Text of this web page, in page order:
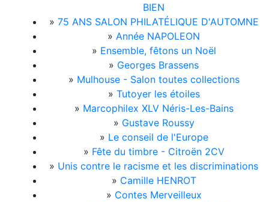
BIEN
» 75 ANS SALON PHILATÉLIQUE D'AUTOMNE
» Année NAPOLEON
» Ensemble, fêtons un Noël
» Georges Brassens
» Mulhouse - Salon toutes collections
» Tutoyer les étoiles
» Marcophilex XLV Néris-Les-Bains
» Gustave Roussy
» Le conseil de l'Europe
» Fête du timbre - Citroën 2CV
» Unis contre le racisme et les discriminations
» Camille HENROT
» Contes Merveilleux